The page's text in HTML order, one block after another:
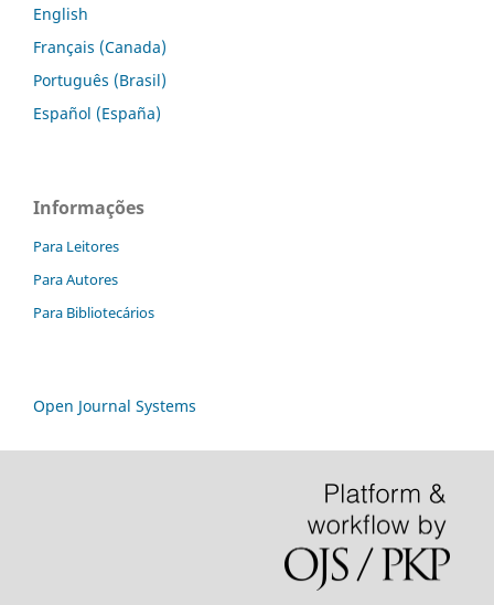
English
Français (Canada)
Português (Brasil)
Español (España)
Informações
Para Leitores
Para Autores
Para Bibliotecários
Open Journal Systems